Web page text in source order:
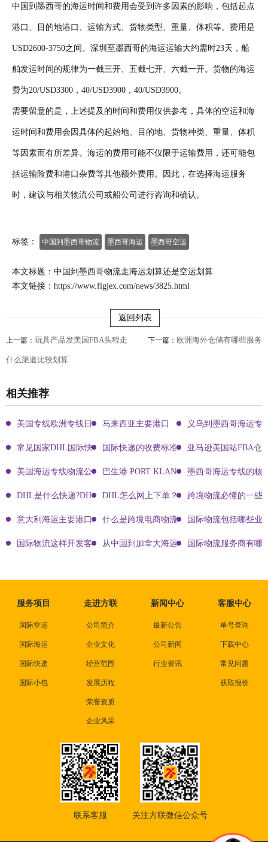
中国到墨西哥的海运时间和费用会受到许多因素的影响，包括起点
港口、目的地港口、运输方式、货物类型、重量、体积等。费用是
USD2600-3750之间。深圳至墨西哥的海运运输大约需时23天，船
舶发运时间的规律为一截三开、五截七开、六截一开。货物的海运
费为20/USD3300，40/USD3900，40/USD3900。
需要留意的是，上述提及的时间和费用仅供参考，具体的空运和海
运时间和费用会因具体的起始地、目的地、货物种类、重量、体积
等因素而有所差异。海运的费用可能不仅限于运输费用，还可能包
括运输险费和港口杂费等其他额外费用。因此，在选择海运服务
时，建议与相关物流公司或船公司进行咨询和确认。
标签： 中国到墨西哥物流 墨西哥海运 墨西哥空运
本文标题：中国到墨西哥物流走海运划算还是空运划算
本文链接： https://www.flgjex.com/news/3825.html
返回列表
上一篇： 玩具产品发美国FBA头程走
什么渠道比较划算
下一篇： 欧洲海外仓储有哪些服务
相关推荐
美国专线欧洲专线日本专线区别马来西亚主要港口 义乌到墨西哥海运专
常见国家DHL国际快递客服热线国际快递的收费标准!四大国际快递的尺寸重
亚马逊美国站FBA仓
美国海运专线物流公司有哪些?巴生港 PORT KLANG 墨西哥海运专线的核
DHL是什么快递?DHL国际快递介绍DHL怎么网上下单？DHL快递寄件有哪些方
跨境物流必懂的一些
意大利海运主要港口有哪些什么是跨境电商物流? 国际物流包括哪些业
国际物流这样开发客户会让你成为销冠从中国到加拿大海运要多久能到达？
国际物流服务商有哪
服务项目
国际空运
国际海运
国际快递
国际小包
走进方联
公司简介
企业文化
经营范围
发展历程
荣誉资质
企业风采
新闻中心
最新公告
公司新闻
行业资讯
客服中心
单号查询
下载中心
常见问题
获取报价
联系客服 关注方联微信公众号